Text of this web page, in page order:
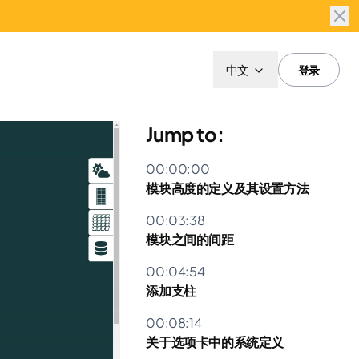
中文 登录
Jump to:
00:00:00
模块高度的定义及其设置方法
00:03:38
模块之间的间距
00:04:54
添加支柱
00:08:14
关于选项卡中的系统定义